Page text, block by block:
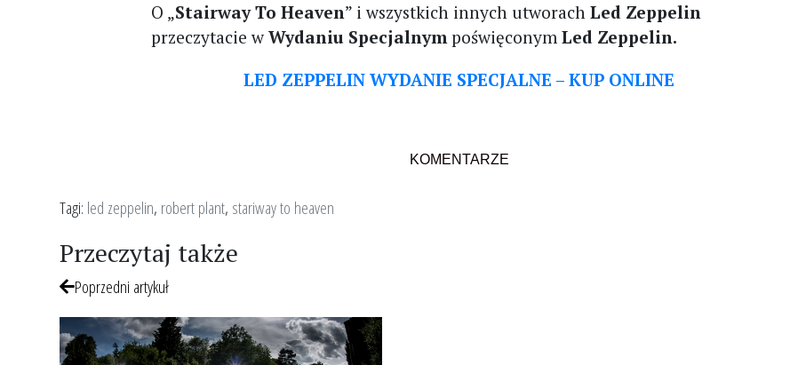
O „Stairway To Heaven” i wszystkich innych utworachLed Zeppelin
przeczytacie wWydaniu SpecjalnympoświęconymLed Zeppelin.
LED ZEPPELIN WYDANIE SPECJALNE – KUP ONLINE
KOMENTARZE
Tagi: led zeppelin, robert plant, stariway to heaven
Przeczytaj także
Poprzedni artykuł